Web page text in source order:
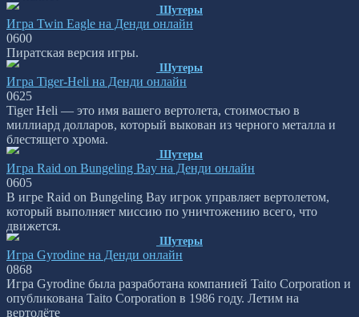
Шутеры
Игра Twin Eagle на Денди онлайн
0600
Пиратская версия игры.
Шутеры
Игра Tiger-Heli на Денди онлайн
0625
Tiger Heli — это имя вашего вертолета, стоимостью в
миллиард долларов, который выкован из черного металла и
блестящего хрома.
Шутеры
Игра Raid on Bungeling Bay на Денди онлайн
0605
В игре Raid on Bungeling Bay игрок управляет вертолетом,
который выполняет миссию по уничтожению всего, что
движется.
Шутеры
Игра Gyrodine на Денди онлайн
0868
Игра Gyrodine была разработана компанией Taito Corporation и
опубликована Taito Corporation в 1986 году. Летим на
вертолёте